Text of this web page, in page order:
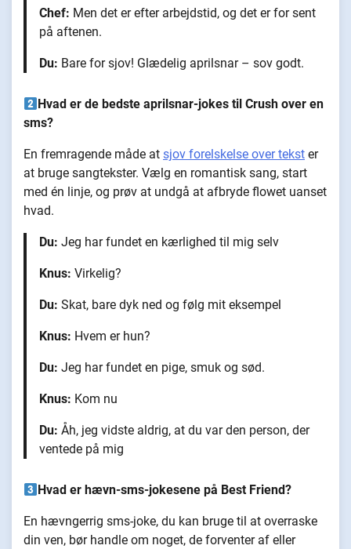
Chef: Men det er efter arbejdstid, og det er for sent
på aftenen.
Du: Bare for sjov! Glædelig aprilsnar – sov godt.
Hvad er de bedste aprilsnar-jokes til Crush over en
sms?
En fremragende måde at sjov forelskelse over tekst er
at bruge sangtekster. Vælg en romantisk sang, start
med én linje, og prøv at undgå at afbryde flowet uanset
hvad.
Du: Jeg har fundet en kærlighed til mig selv
Knus: Virkelig?
Du: Skat, bare dyk ned og følg mit eksempel
Knus: Hvem er hun?
Du: Jeg har fundet en pige, smuk og sød.
Knus: Kom nu
Du: Åh, jeg vidste aldrig, at du var den person, der
ventede på mig
Hvad er hævn-sms-jokesene på Best Friend?
En hævngerrig sms-joke, du kan bruge til at overraske
din ven, bør handle om noget, de forventer af eller